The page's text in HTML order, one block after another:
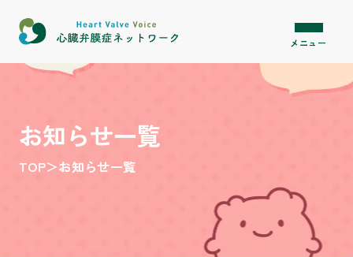
メニュー
お知らせ一覧
TOP＞お知らせ一覧